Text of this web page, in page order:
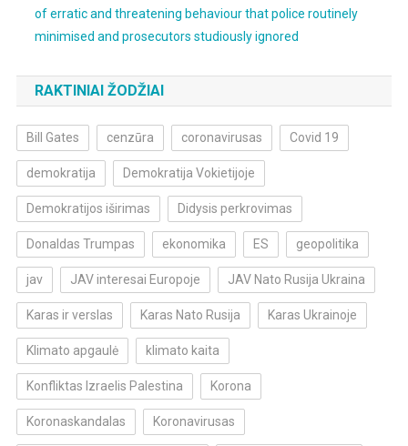
of erratic and threatening behaviour that police routinely
minimised and prosecutors studiously ignored
RAKTINIAI ŽODŽIAI
Bill Gates cenzūra coronavirusas Covid 19
demokratija Demokratija Vokietijoje
Demokratijos iširimas Didysis perkrovimas
Donaldas Trumpas ekonomika ES geopolitika
jav JAV interesai Europoje JAV Nato Rusija Ukraina
Karas ir verslas Karas Nato Rusija Karas Ukrainoje
Klimato apgaulė klimato kaita
Konfliktas Izraelis Palestina Korona
Koronaskandalas Koronavirusas